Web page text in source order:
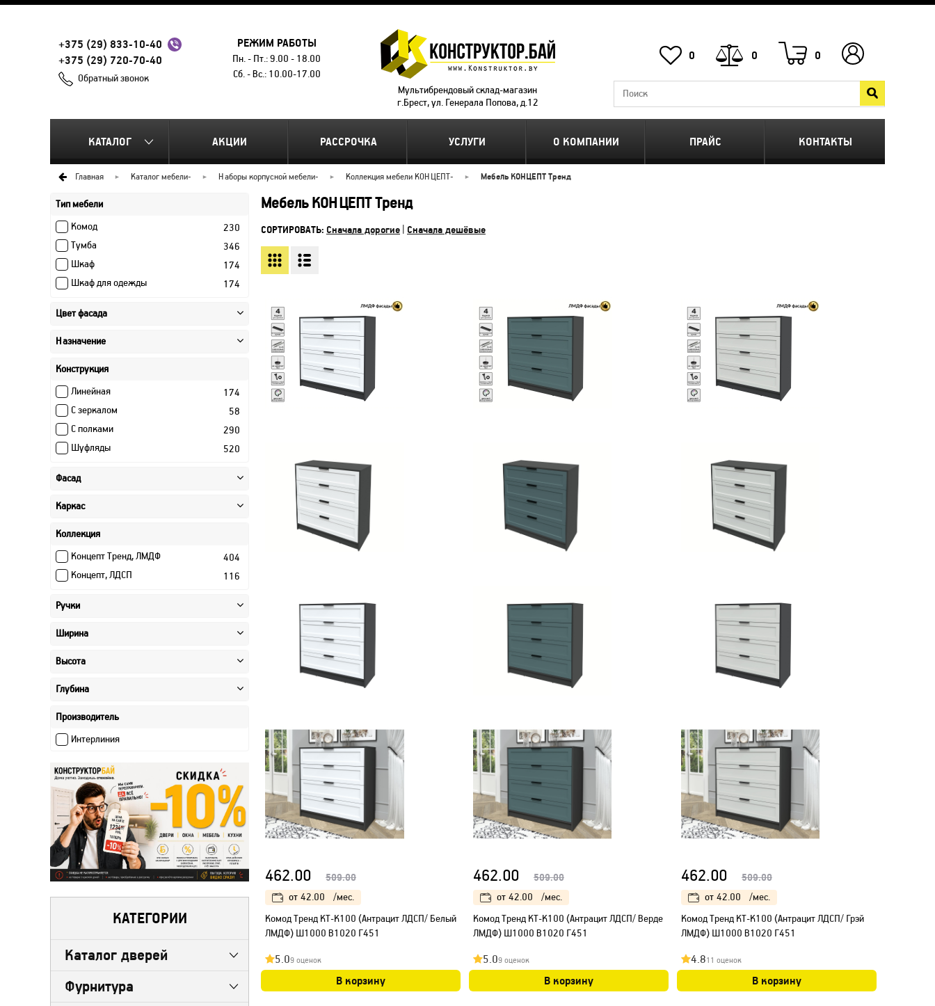
+375 (29) 833-10-40
+375 (29) 720-70-40
Обратный звонок
РЕЖИМ РАБОТЫ
Пн. - Пт.: 9.00 - 18.00
Сб. - Вс.: 10.00-17.00
Мультибрендовый склад-магазин
г.Брест, ул. Генерала Попова, д.12
0 0 0
КАТАЛОГ АКЦИИ РАССРОЧКА УСЛУГИ О КОМПАНИИ ПРАЙС КОНТАКТЫ
Главная Каталог мебели- Наборы корпусной мебели- Коллекция мебели КОНЦЕПТ- Мебель КОНЦЕПТ Тренд
Тип мебели
Комод
230
Тумба
346
Шкаф
174
Шкаф для одежды
174
Цвет фасада
Назначение
Конструкция
Линейная
174
С зеркалом
58
С полками
290
Шуфляды
520
Фасад
Каркас
Коллекция
Концепт Тренд, ЛМДФ
404
Концепт, ЛДСП
116
Ручки
Ширина
Высота
Глубина
Производитель
Интерлиния
КАТЕГОРИИ
Каталог дверей
Фурнитура
Мебель КОНЦЕПТ Тренд
СОРТИРОВАТЬ: Сначала дорогие Сначала дешёвые
462.00 509.00
от 42.00
/мес.
Kомод Тренд КТ-К100 (Антрацит ЛДСП/ Белый
ЛМДФ) Ш1000 В1020 Г451
5.09 оценок
В корзину
462.00 509.00
от 42.00
/мес.
Kомод Тренд КТ-К100 (Антрацит ЛДСП/ Верде
ЛМДФ) Ш1000 В1020 Г451
5.09 оценок
В корзину
462.00 509.00
от 42.00
/мес.
Kомод Тренд КТ-К100 (Антрацит ЛДСП/ Грэй
ЛМДФ) Ш1000 В1020 Г451
4.811 оценок
В корзину